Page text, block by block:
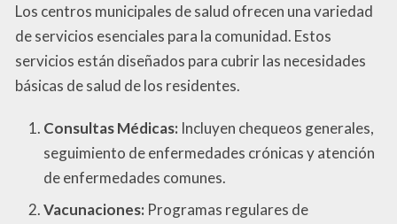
Los centros municipales de salud ofrecen una variedad
de servicios esenciales para la comunidad. Estos
servicios están diseñados para cubrir las necesidades
básicas de salud de los residentes.
Consultas Médicas: Incluyen chequeos generales,
seguimiento de enfermedades crónicas y atención
de enfermedades comunes.
Vacunaciones: Programas regulares de